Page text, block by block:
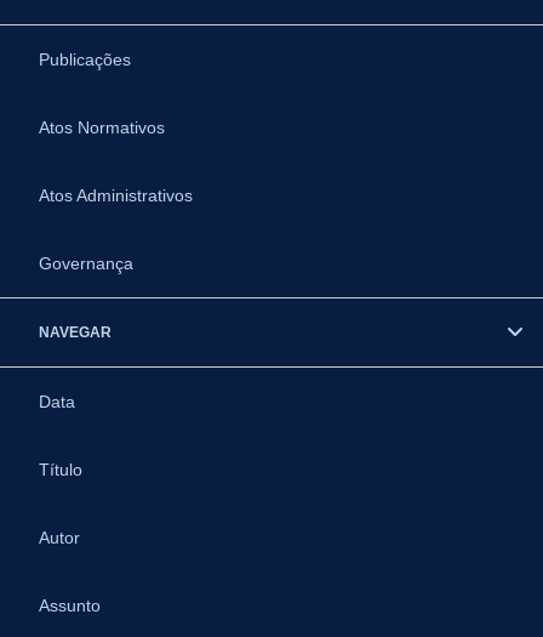
Publicações
Atos Normativos
Atos Administrativos
Governança
NAVEGAR
Data
Título
Autor
Assunto